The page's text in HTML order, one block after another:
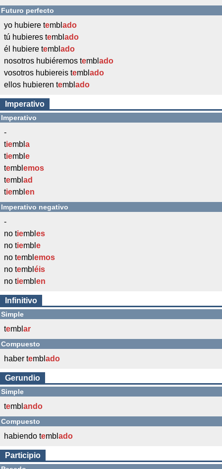
Futuro perfecto
yo hubiere tembl ado
tú hubieres tembl ado
él hubiere tembl ado
nosotros hubiéremos tembl ado
vosotros hubiereis tembl ado
ellos hubieren tembl ado
Imperativo
Imperativo
-
tiembl a
tiembl e
tembl emos
tembl ad
tiembl en
Imperativo negativo
-
no tiembl es
no tiembl e
no tembl emos
no tembl éis
no tiembl en
Infinitivo
Simple
tembl ar
Compuesto
haber tembl ado
Gerundio
Simple
tembl ando
Compuesto
habiendo tembl ado
Participio